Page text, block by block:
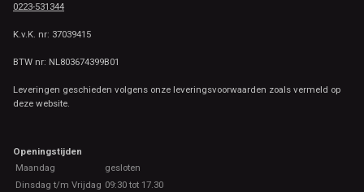
0223-531344
K.v.K. nr: 37039415
BTW nr: NL803674399B01
Leveringen geschieden volgens onze leveringsvoorwaarden zoals vermeld op
deze website.
Openingstijden
Maandag
gesloten
Dinsdag t/m Vrijdag 09:30 tot 17.30